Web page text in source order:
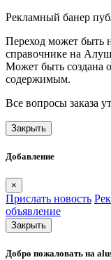
Рекламный банер
Переход может быть
справочнике на
Может быть создана
содержимым.
Все вопросы заказа
Закрыть
Добавление
×
Прислать новость
объявление
Закрыть
Добро пожаловать на